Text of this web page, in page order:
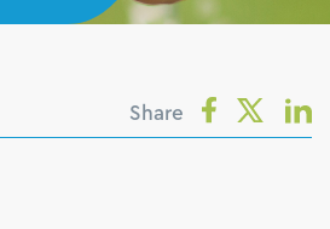
Share